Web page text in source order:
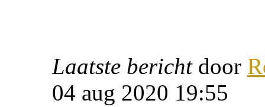
Laatste bericht door
04 aug 2020 19:55